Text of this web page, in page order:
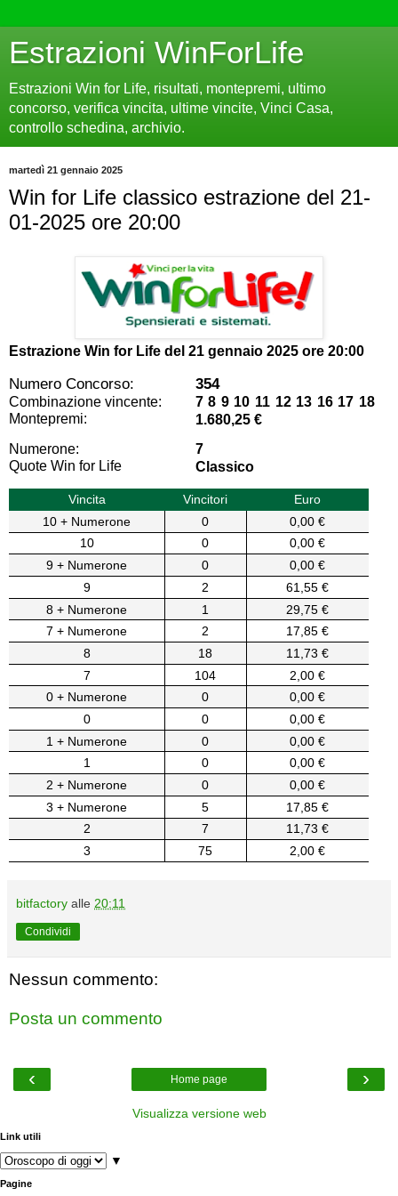
Estrazioni WinForLife
Estrazioni Win for Life, risultati, montepremi, ultimo
concorso, verifica vincita, ultime vincite, Vinci Casa,
controllo schedina, archivio.
martedì 21 gennaio 2025
Win for Life classico estrazione del 21-
01-2025 ore 20:00
Estrazione Win for Life del 21 gennaio 2025 ore 20:00
Numero Concorso: 354
Combinazione vincente:
7 8 9 10 11 12 13 16 17 18
Montepremi:
1.680,25 €
Numerone:
7
Quote Win for Life
Classico
Vincita Vincitori
Euro
10 + Numerone
0
0,00 €
10
0
0,00 €
9 + Numerone
0
0,00 €
9
2
61,55 €
8 + Numerone
1
29,75 €
7 + Numerone
2
17,85 €
8
18
11,73 €
7
104
2,00 €
0 + Numerone
0
0,00 €
0
0
0,00 €
1 + Numerone
0
0,00 €
1
0
0,00 €
2 + Numerone
0
0,00 €
3 + Numerone
5
17,85 €
2
7
11,73 €
3
75 2,00 €
bitfactory alle 20:11
Condividi
Nessun commento:
Posta un commento
‹ ›
Home page
Visualizza versione web
Link utili
▼
Pagine